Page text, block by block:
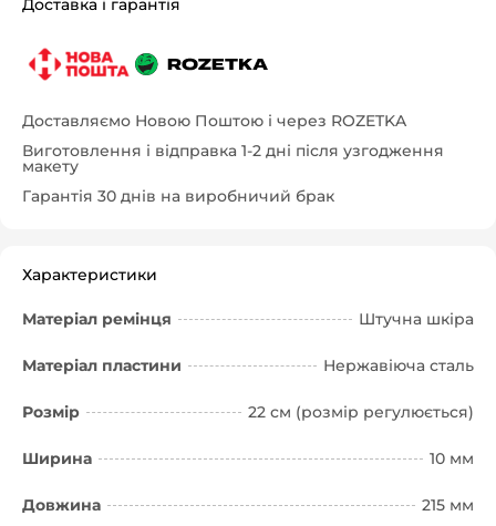
Доставка і гарантія
Доставляємо Новою Поштою і через ROZETKA
Виготовлення і відправка 1-2 дні після узгодження
макету
Гарантія 30 днів на виробничий брак
Характеристики
Матеріал ремінця Штучна шкіра
Матеріал пластини Нержавіюча сталь
Розмір 22 см (розмір регулюється)
Ширина 10 мм
Довжина 215 мм